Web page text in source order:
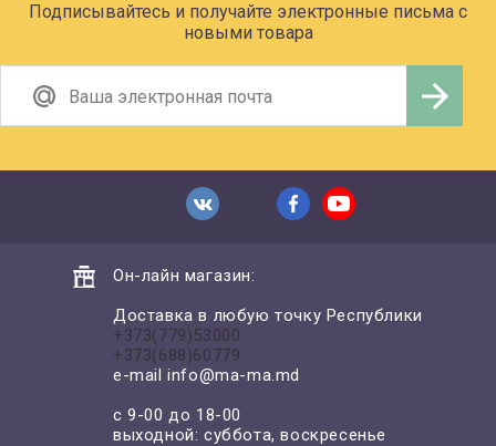
Подписывайтесь и получайте электронные письма с
новыми товара
Он-лайн магазин:
Доставка в любую точку Республики
+373(779)53000
+373(688)60779
e-mailinfo@ma-ma.md
с 9-00 до 18-00
выходной: суббота, воскресенье